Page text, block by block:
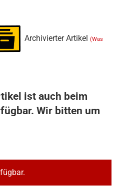
Archivierter Artikel (Was
ist auch beim
Wir bitten um